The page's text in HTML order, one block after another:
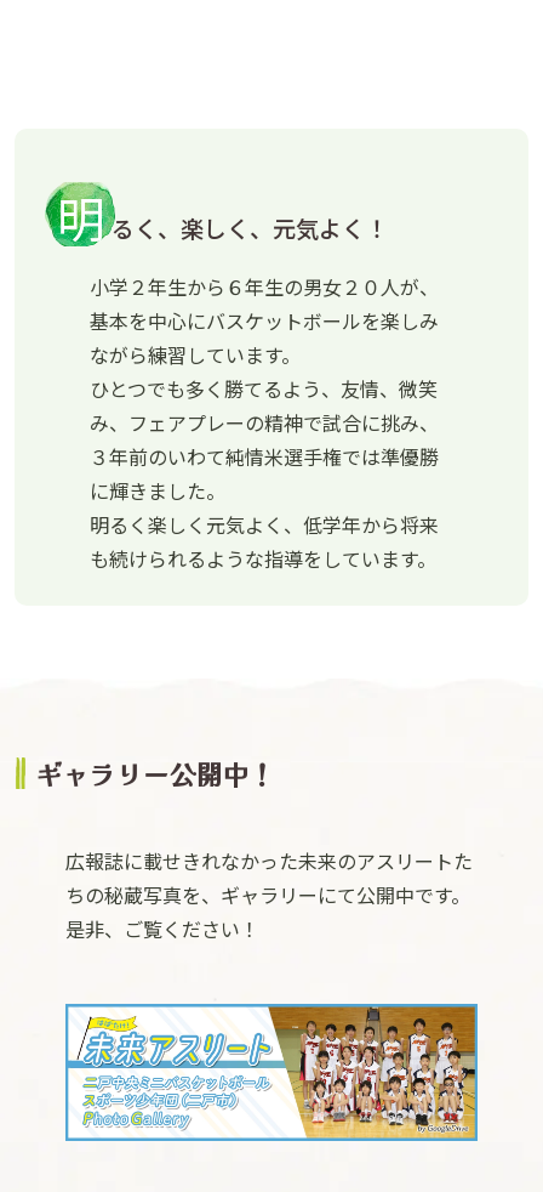
明るく、楽しく、元気よく！
小学２年生から６年生の男女２０人が、
基本を中心にバスケットボールを楽しみ
ながら練習しています。
ひとつでも多く勝てるよう、友情、微笑
み、フェアプレーの精神で試合に挑み、
３年前のいわて純情米選手権では準優勝
に輝きました。
明るく楽しく元気よく、低学年から将来
も続けられるような指導をしています。
ギャラリー公開中！
広報誌に載せきれなかった未来のアスリートた
ちの秘蔵写真を、ギャラリーにて公開中です。
是非、ご覧ください！